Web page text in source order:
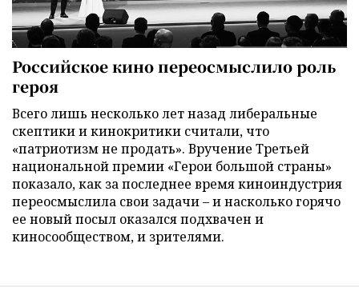
Российское кино переосмыслило роль
героя
Всего лишь несколько лет назад либеральные
скептики и кинокритики считали, что
«патриотизм не продать». Вручение Третьей
национальной премии «Герои большой страны»
показало, как за последнее время киноиндустрия
переосмыслила свои задачи – и насколько горячо
ее новый посыл оказался подхвачен и
киносообществом, и зрителями.